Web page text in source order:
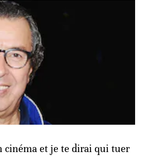
cinéma et je te dirai qui tuer